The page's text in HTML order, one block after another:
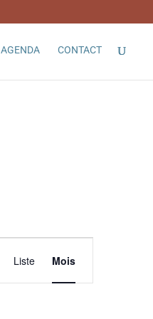
AGENDA CONTACT
Navigation
de
vues
Évènement
Liste Mois